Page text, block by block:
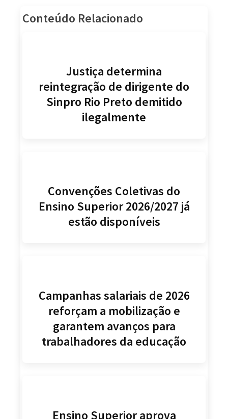
Conteúdo Relacionado
Justiça determina
reintegração de dirigente do
Sinpro Rio Preto demitido
ilegalmente
Convenções Coletivas do
Ensino Superior 2026/2027 já
estão disponíveis
Campanhas salariais de 2026
reforçam a mobilização e
garantem avanços para
trabalhadores da educação
Ensino Superior aprova